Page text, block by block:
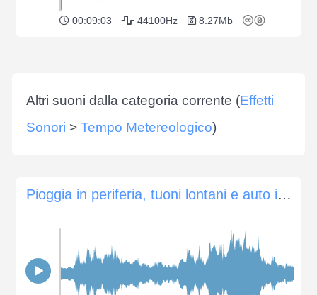
00:09:03 44100Hz 8.27Mb
Altri suoni dalla categoria corrente (Effetti
Sonori > Tempo Metereologico)
Pioggia in periferia, tuoni lontani e auto in transito